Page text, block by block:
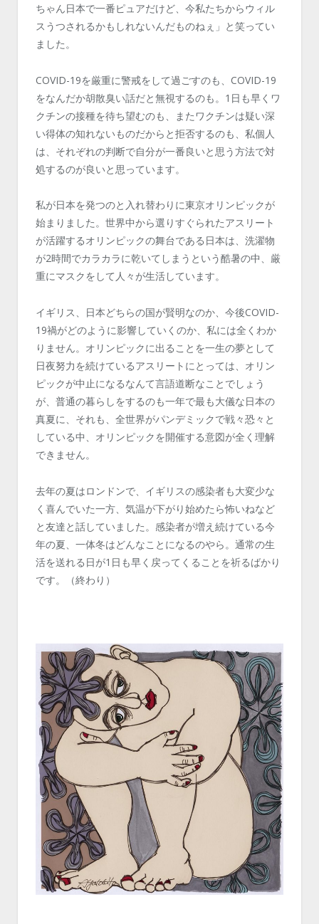
ちゃん日本で一番ピュアだけど、今私たちからウィル
スうつされるかもしれないんだものねぇ」と笑ってい
ました。
COVID-19を厳重に警戒をして過ごすのも、COVID-19
をなんだか胡散臭い話だと無視するのも。1日も早くワ
クチンの接種を待ち望むのも、またワクチンは疑い深
い得体の知れないものだからと拒否するのも、私個人
は、それぞれの判断で自分が一番良いと思う方法で対
処するのが良いと思っています。
私が日本を発つのと入れ替わりに東京オリンピックが
始まりました。世界中から選りすぐられたアスリート
が活躍するオリンピックの舞台である日本は、洗濯物
が2時間でカラカラに乾いてしまうという酷暑の中、厳
重にマスクをして人々が生活しています。
イギリス、日本どちらの国が賢明なのか、今後COVID-
19禍がどのように影響していくのか、私には全くわか
りません。オリンピックに出ることを一生の夢として
日夜努力を続けているアスリートにとっては、オリン
ピックが中止になるなんて言語道断なことでしょう
が、普通の暮らしをするのも一年で最も大儀な日本の
真夏に、それも、全世界がパンデミックで戦々恐々と
している中、オリンピックを開催する意図が全く理解
できません。
去年の夏はロンドンで、イギリスの感染者も大変少な
く喜んでいた一方、気温が下がり始めたら怖いねなど
と友達と話していました。感染者が増え続けている今
年の夏、一体冬はどんなことになるのやら。通常の生
活を送れる日が1日も早く戻ってくることを祈るばかり
です。（終わり）